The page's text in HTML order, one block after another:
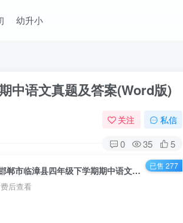
幼升小
中语文真题及答案(Word版)
关注 私信
0 35 5
2023-2024学年河北省邯郸市临漳县四年级下学期期中语文真题及答案(Word版)
后查看
已售 277